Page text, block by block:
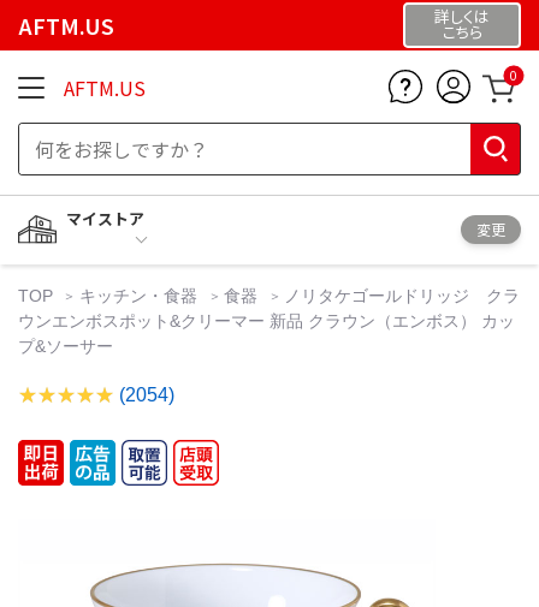
AFTM.US 詳しくは
こちら
AFTM.US 0
マイストア
変更
TOP キッチン・食器 食器
ノリタケゴールドリッジ クラ
ウンエンボスポット&クリーマー 新品 クラウン（エンボス） カッ
プ&ソーサー
(2054)